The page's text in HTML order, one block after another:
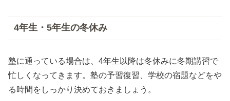
4年生・5年生の冬休み
塾に通っている場合は、4年生以降は冬休みに冬期講習で
忙しくなってきます。塾の予習復習、学校の宿題などをや
る時間をしっかり決めておきましょう。